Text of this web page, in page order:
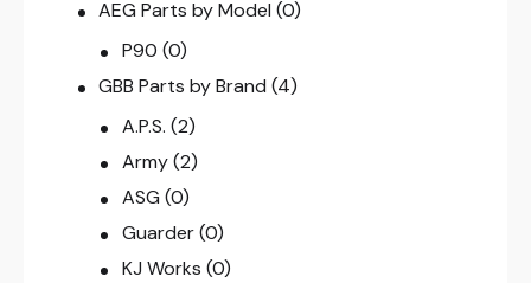
AEG Parts by Model (0)
P90 (0)
GBB Parts by Brand (4)
A.P.S. (2)
Army (2)
ASG (0)
Guarder (0)
KJ Works (0)